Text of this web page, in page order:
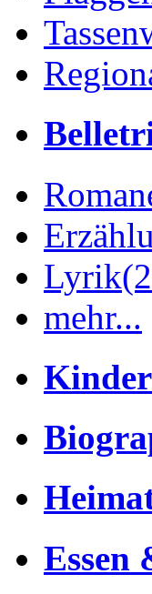
Lyrik
mehr...
Essen